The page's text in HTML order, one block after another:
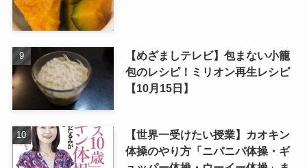
【めざましテレビ】包まない小籠
包のレシピ！ミリオン再生レシピ
【10月15日】
【世界一受けたい授業】カオキン
体操のやり方「ニパニパ体操・ギ